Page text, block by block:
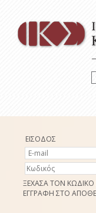
ΕΙΣΟΔΟΣ
ΞΕΧΑΣΑ ΤΟΝ
ΕΓΓΡΑΦΗ ΣΤΟ